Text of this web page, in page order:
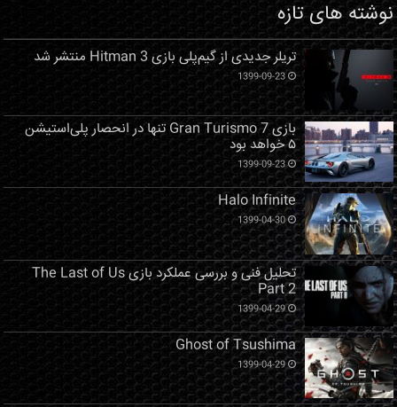
نوشته های تازه
تریلر جدیدی از گیم‌پلی بازی Hitman 3 منتشر شد
1399-09-23
بازی Gran Turismo 7 تنها در انحصار پلی‌استیشن
۵ خواهد بود
1399-09-23
Halo Infinite
1399-04-30
تحلیل فنی و بررسی عملکرد بازی The Last of Us
Part 2
1399-04-29
Ghost of Tsushima
1399-04-29